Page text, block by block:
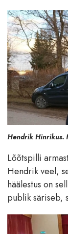
Hendrik Hinrikus.
Lõõtspilli
Hendrik veel,
häälestus on
publik säriseb,